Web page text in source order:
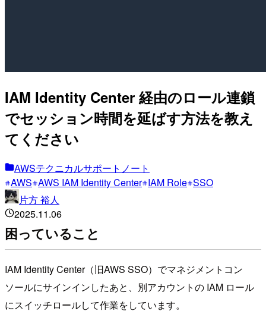
IAM Identity Center 経由のロール連鎖
でセッション時間を延ばす方法を教え
てください
AWSテクニカルサポートノート
AWS AWS IAM Identity Center IAM Role SSO
片方 裕人
2025.11.06
困っていること
IAM Identity Center（旧AWS SSO）でマネジメントコン
ソールにサインインしたあと、別アカウントの IAM ロール
にスイッチロールして作業をしています。